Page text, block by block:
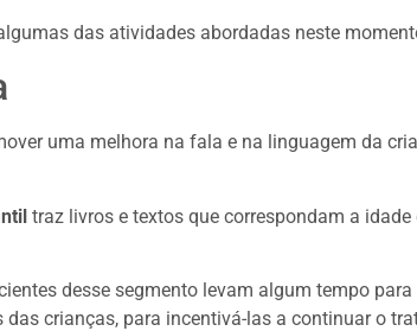
das atividades abordadas neste
uma melhora na fala e na linguagem da
traz livros e textos que correspondam a
desse segmento levam algum tempo
crianças, para incentivá-las a continuar o